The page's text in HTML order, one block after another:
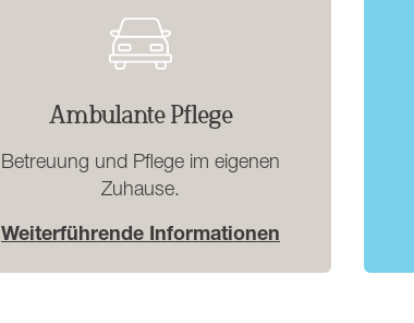
Ambulante Pflege
Betreuung und Pflege im eigenen
Zuhause.
Weiterführende Informationen